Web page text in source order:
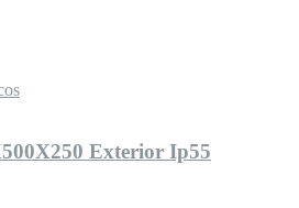
Exterior Ip55